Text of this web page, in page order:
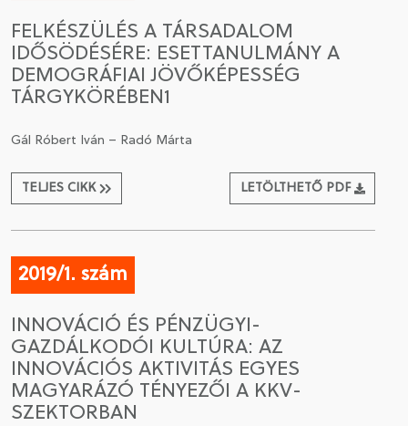
FELKÉSZÜLÉS A TÁRSADALOM
IDŐSÖDÉSÉRE: ESETTANULMÁNY A
DEMOGRÁFIAI JÖVŐKÉPESSÉG
TÁRGYKÖRÉBEN1
Gál Róbert Iván – Radó Márta
TELJES CIKK LETÖLTHETŐ PDF
2019/1. szám
INNOVÁCIÓ ÉS PÉNZÜGYI-
GAZDÁLKODÓI KULTÚRA: AZ
INNOVÁCIÓS AKTIVITÁS EGYES
MAGYARÁZÓ TÉNYEZŐI A KKV-
SZEKTORBAN